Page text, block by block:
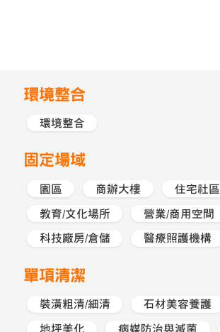
環境整合
環境整合
固定場域
園區 商辦大樓 住宅社區
教育/文化場所 營業/商用空間
科技廠房/倉儲 醫療照護機構
單項清潔
裝潢粗清/細清 石材美容養護
地坪美化 病媒防治與滅菌